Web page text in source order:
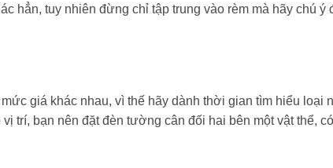
hẳn, tuy nhiên đừng chỉ tập trung vào rèm mà hãy chú ý
giá khác nhau, vì thế hãy dành thời gian tìm hiểu loại
trí, bạn nên đặt đèn tường cân đối hai bên một vật thể, có